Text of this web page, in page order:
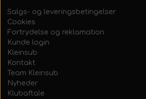
Salgs- og leveringsbetingelser
Cookies
Fortrydelse og reklamation
Kunde login
Kleinsub
Kontakt
Team Kleinsub
Nyheder
Klubaftale